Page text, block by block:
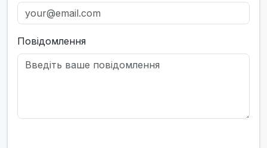
Повідомлення